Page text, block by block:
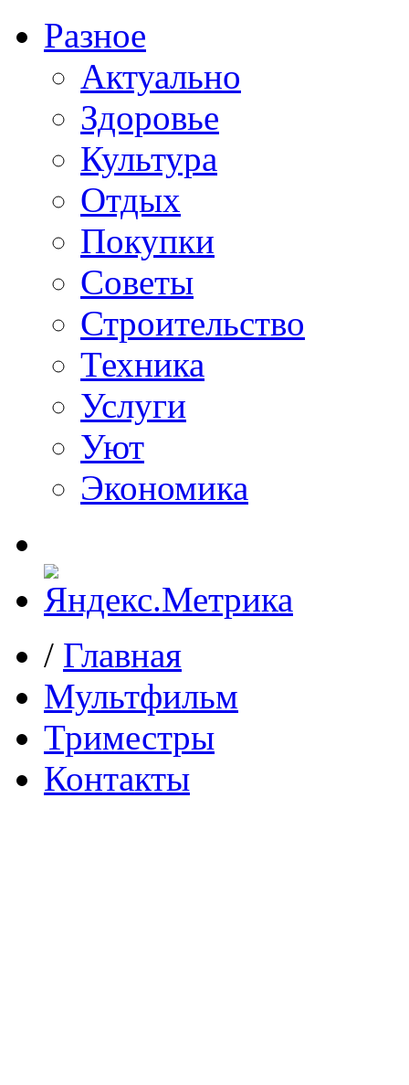
Разное
Актуально
Здоровье
Культура
Отдых
Покупки
Советы
Строительство
Техника
Услуги
Уют
Экономика
/ Главная
Мультфильм
Триместры
Контакты